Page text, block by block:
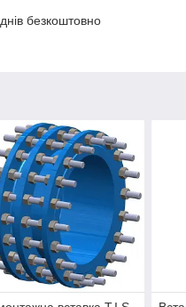
безкоштовно